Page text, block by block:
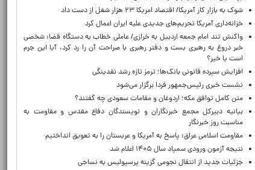
شوک به بازار کار آمریکا/ اقتصاد امریکا ۲۳ هزار شغل از دست داد
خزانه‌داری آمریکا تحریم‌های جدیدی علیه ایران اعمال کرد
واکنش تند امام جمعه اردبیل به خرازی/ عاملی خطاب به دستگاه قضا: شخصی
خبر دروغ به رهبری بست و دفتر رهبری با صراحت آن را رد کرد، آیا این جرم
است یا خیر؟
افزایش سپرده قانونی بانک‌ها؛ ترمز تازه رشد نقدینگی
نشست خبری رئیس‌جمهور فردا برگزار می‌شود
متن کامل توافق مکه؛ اردوغان و مقامات سعودی چه گفتند؟
بیانیه دبیرکل مجمع خبرنگاران و نویسندگان دفاع مقدس و مقاومت به
مناسبت روز خبرنگار
مقاومت اسلامی عراق: پاسخ به آمریکا و عربستان را به تعویق انداختیم
نتیجه آزمون ورودی سمپاد سال ۱۴۰۵ اعلام شد
جزئیات جدید از انتقال نجومی گزینه پرسپولیس به نساجی